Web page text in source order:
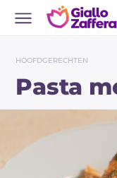
HOOFDGERECHTEN
Pasta